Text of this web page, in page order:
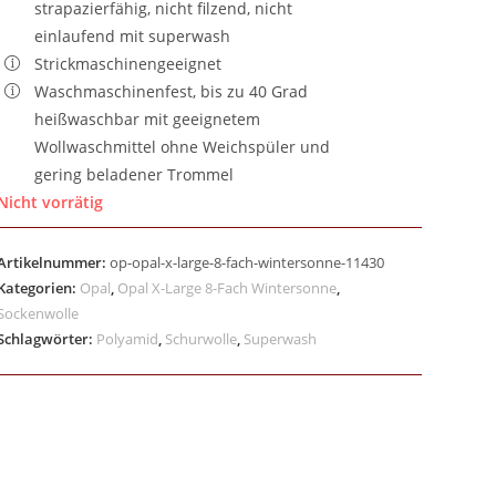
strapazierfähig, nicht filzend, nicht
einlaufend mit superwash
Strickmaschinengeeignet
Waschmaschinenfest, bis zu 40 Grad
heißwaschbar mit geeignetem
Wollwaschmittel ohne Weichspüler und
gering beladener Trommel
vorrätig
op-opal-x-large-8-fach-wintersonne-11430
Opal, Opal X-Large 8-Fach Wintersonne,
Polyamid, Schurwolle, Superwash